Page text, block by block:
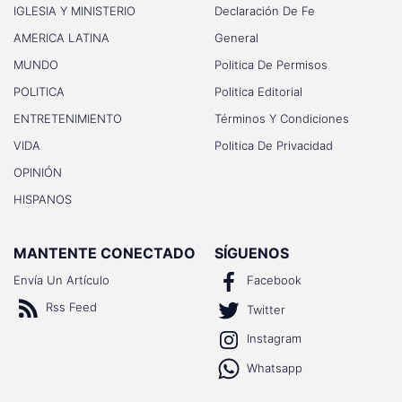
IGLESIA Y MINISTERIO
AMERICA LATINA
MUNDO
POLITICA
ENTRETENIMIENTO
VIDA
OPINIÓN
HISPANOS
Declaración De Fe
General
Politica De Permisos
Politica Editorial
Términos Y Condiciones
Politica De Privacidad
MANTENTE CONECTADO
Envía Un Artículo
Rss Feed
SÍGUENOS
Facebook
Twitter
Instagram
Whatsapp